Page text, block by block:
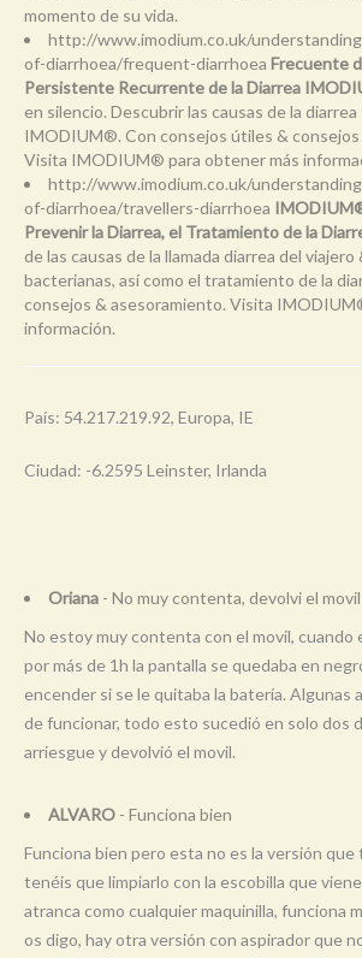
momento de su vida.
http://www.imodium.co.uk/
of-diarrhoea/frequent-diarrhoea Frecuente
Persistente Recurrente de la Diarrea
en silencio. Descubrir las causas de la
IMODIUM®. Con consejos útiles &
Visita IMODIUM® para obtener más
http://www.imodium.co.uk/
of-diarrhoea/travellers-diarrhoea
Prevenir la Diarrea, el Tratamiento de la
de las causas de la llamada diarrea del
bacterianas, así como el tratamiento de la
consejos & asesoramiento. Visita
información.
País: 54.217.219.92, Europa, IE
Ciudad: -6.2595 Leinster, Irlanda
Oriana - No muy contenta, devolvi el
No estoy muy contenta con el movil, cuando
por más de 1h la pantalla se quedaba en
encender si se le quitaba la batería. Algunas
de funcionar, todo esto sucedió en solo dos
arriesgue y devolvió el movil.
ALVARO - Funciona bien
Funciona bien pero esta no es la versión que
tenéis que limpiarlo con la escobilla que
atranca como cualquier maquinilla, funciona
os digo, hay otra versión con aspirador que